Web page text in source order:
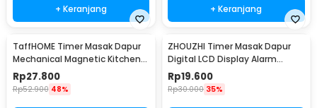
+ Keranjang + Keranjang
TaffHOME Timer Masak Dapur
Mechanical Magnetic Kitchen
Countdown - QR-60
Rp27.800
Rp52.900 48%
ZHOUZHI Timer Masak Dapur
Digital LCD Display Alarm
Kitchen Countdown - ZK-2206
Rp19.600
Rp30.000 35%